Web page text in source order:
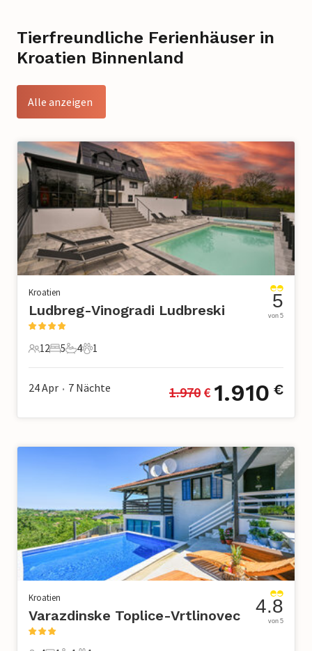
Tierfreundliche Ferienhäuser in
Kroatien Binnenland
Alle anzeigen
Kroatien
Ludbreg-Vinogradi Ludbreski
12 Gäste
12
5 Schlafzimmer
5
4 Badezimmer
4
1 Haustier
1
5
von 5
24 Apr • 7 Nächte 1.970 € 1.910 €
Kroatien
Varazdinske Toplice-Vrtlinovec 4.8
von 5